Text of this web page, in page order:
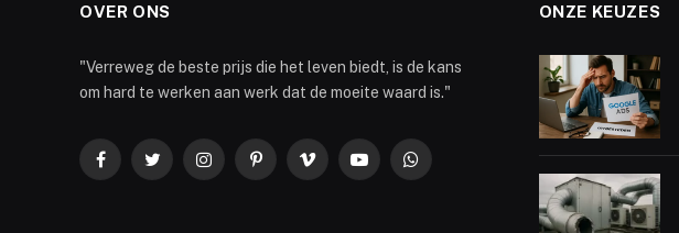
OVER ONS
"Verreweg de beste prijs die het leven biedt, is de kans
om hard te werken aan werk dat de moeite waard is."
FacebookTwitterInstagramPinterestVimeo YouTubeWhatsApp
ONZE KEUZES